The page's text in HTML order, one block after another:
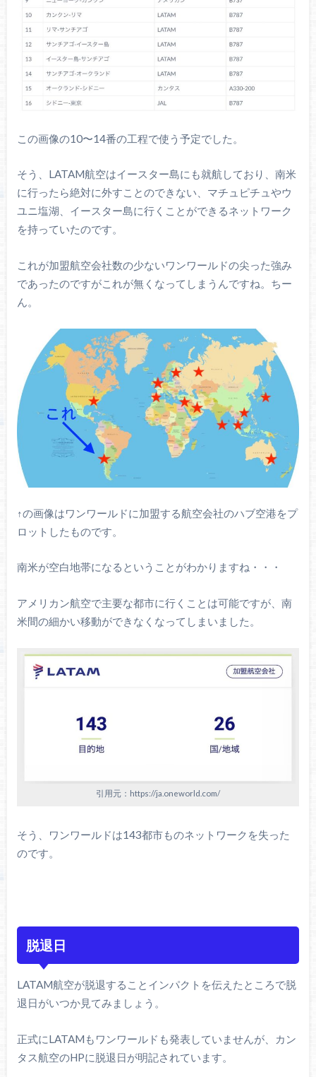
この画像の10〜14番の工程で使う予定でした。
そう、LATAM航空はイースター島にも就航しており、南米
に行ったら絶対に外すことのできない、マチュピチュやウ
ユニ塩湖、イースター島に行くことができるネットワーク
を持っていたのです。
これが加盟航空会社数の少ないワンワールドの尖った強み
であったのですがこれが無くなってしまうんですね。ちー
ん。
↑の画像はワンワールドに加盟する航空会社のハブ空港をプ
ロットしたものです。
南米が空白地帯になるということがわかりますね・・・
アメリカン航空で主要な都市に行くことは可能ですが、南
米間の細かい移動ができなくなってしまいました。
引用元：https://ja.oneworld.com/
そう、ワンワールドは143都市ものネットワークを失った
のです。
脱退日
LATAM航空が脱退することインパクトを伝えたところで脱
退日がいつか見てみましょう。
正式にLATAMもワンワールドも発表していませんが、カン
タス航空のHPに脱退日が明記されています。